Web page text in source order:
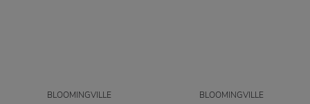
BLOOMINGVILLE BLOOMINGVILLE